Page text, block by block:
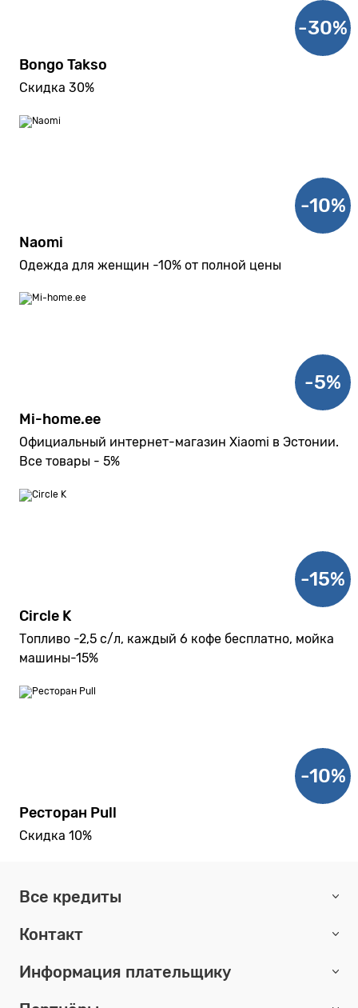
Bongo Takso
Скидка 30%
-30%
Naomi
Одежда для женщин -10% от полной цены
-10%
Mi-home.ee
Официальный интернет-магазин Xiaomi в Эстонии.
Все товары - 5%
-5%
Circle K
Топливо -2,5 с/л, каждый 6 кофе бесплатно, мойка
машины-15%
-15%
Ресторан Pull
Скидка 10%
-10%
Все кредиты
Контакт
Информация плательщику